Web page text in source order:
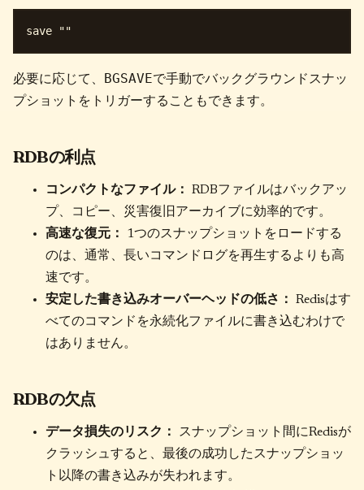
必要に応じて、 BGSAVEで手動でバックグラウンドスナッ
プショットをトリガーすることもできます。
RDBの利点
コンパクトなファイル：
RDBファイルはバックアッ
プ、コピー、災害復旧アーカイブに効率的です。
高速な復元：
1つのスナップショットをロードする
のは、通常、長いコマンドログを再生するよりも高
速です。
安定した書き込みオーバーヘッドの低さ：
Redisはす
べてのコマンドを永続化ファイルに書き込むわけで
はありません。
RDBの欠点
データ損失のリスク：
スナップショット間にRedisが
クラッシュすると、最後の成功したスナップショッ
ト以降の書き込みが失われます。